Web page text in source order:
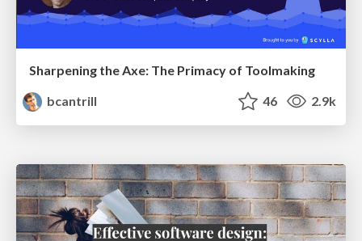
Sharpening the Axe: The Primacy of Toolmaking
bcantrill
46 2.9k